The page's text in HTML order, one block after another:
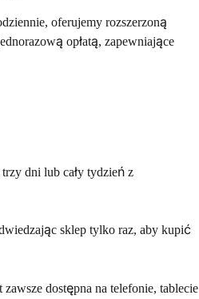
oferujemy rozszerzoną
opłatą, zapewniające
dni lub cały tydzień z
sklep tylko raz, aby kupić
zawsze dostępna na telefonie, tablecie